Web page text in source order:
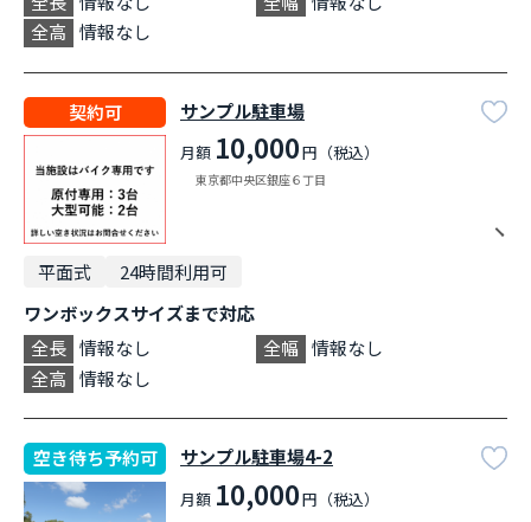
全高 情報なし
契約可 サンプル駐車場
月額 10,000円（税込）
東京都中央区銀座６丁目
平面式
24時間利用可
ワンボックスサイズまで対応
全長 情報なし 全幅 情報なし
全高 情報なし
空き待ち予約可 サンプル駐車場4-2
月額 10,000円（税込）